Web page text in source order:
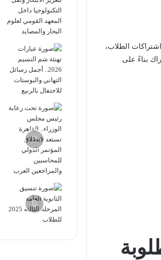
مصر تخفيضات تصل إلى 81.25% على اشتراكات الطلاب،
بناءً على